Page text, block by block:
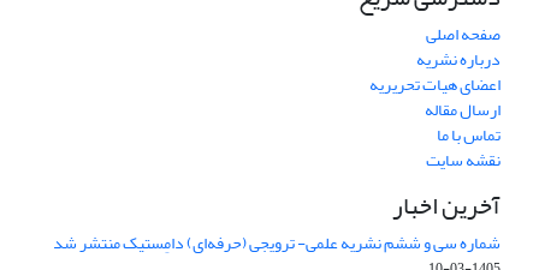
صفحه اصلی
درباره نشریه
اعضای هیات تحریریه
ارسال مقاله
تماس با ما
نقشه سایت
آخرین اخبار
شماره سی و ششم نشریه علمی- ترویجی (حرفه‌ای) دامِستیک منتشر شد